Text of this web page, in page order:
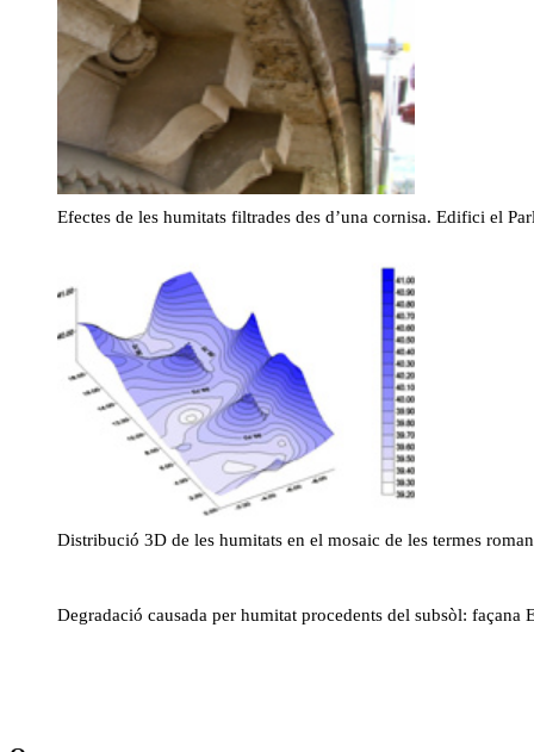
Efectes de les humitats filtrades des d’una cornisa. Edifici el
Distribució 3D de les humitats en el mosaic de les termes
Degradació causada per humitat procedents del subsòl: façana